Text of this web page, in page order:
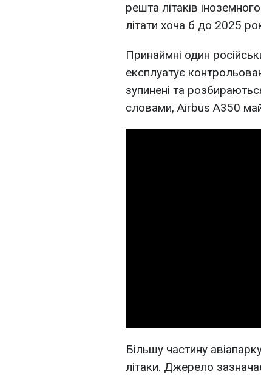
решта літаків
літати хоча б до 2025
Принаймні один
експлуатує
зупинені та
словами, Airbus A350
Більшу частину
літаки. Джерело